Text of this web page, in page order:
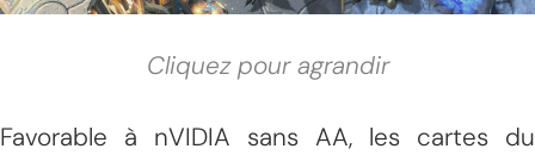
Cliquez pour agrandir
Favorable à nVIDIA sans AA, les cartes du